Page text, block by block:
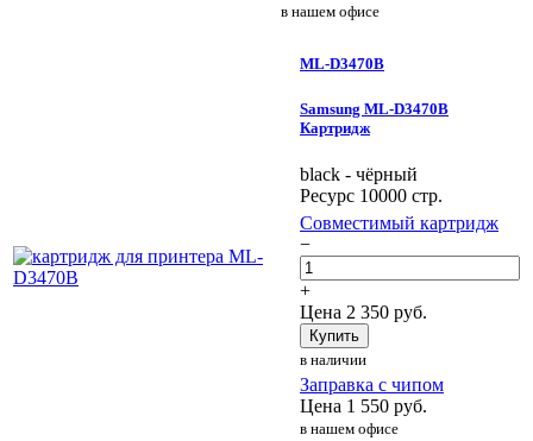
в нашем офисе
ML-D3470B
Samsung ML-D3470B
Картридж
black - чёрный
Ресурс 10000 стр.
Совместимый картридж
−
+
Цена 2 350 руб.
Купить
в наличии
Заправка с чипом
Цена 1 550 руб.
в нашем офисе